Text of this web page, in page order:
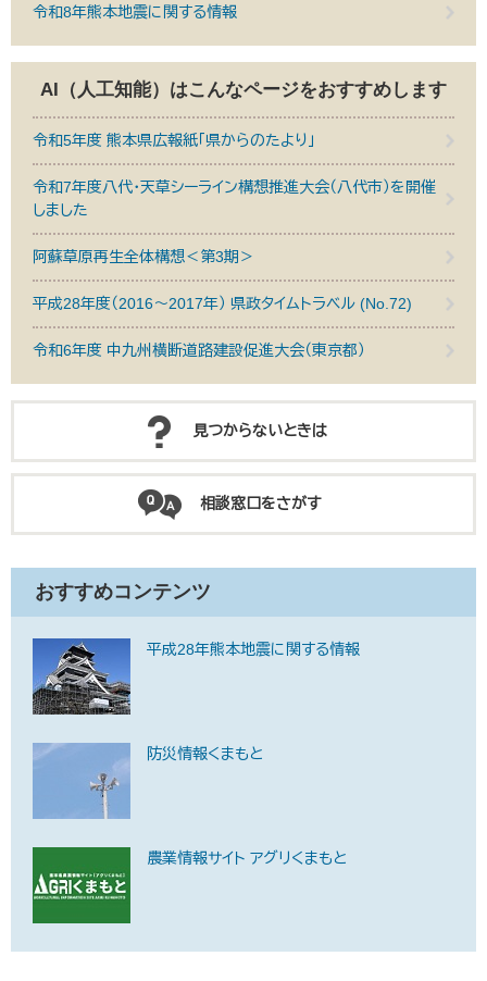
令和8年熊本地震に関する情報
AI（人工知能）はこんなページをおすすめします
令和5年度 熊本県広報紙「県からのたより」
令和7年度八代・天草シーライン構想推進大会（八代市）を開催
しました
阿蘇草原再生全体構想＜第3期＞
平成28年度（2016～2017年） 県政タイムトラベル (No.72)
令和6年度 中九州横断道路建設促進大会（東京都）
見つからないときは
相談窓口をさがす
おすすめコンテンツ
平成28年熊本地震に関する情報
防災情報くまもと
農業情報サイト アグリくまもと